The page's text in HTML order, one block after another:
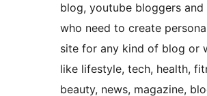
blog, youtube bloggers
who need to create
site for any kind of blog or
like lifestyle, tech, health,
beauty, news, magazine,